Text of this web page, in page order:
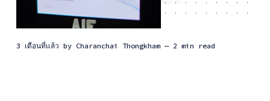
3 เดือนที่แล้ว by Charanchai Thongkham — 2 min read